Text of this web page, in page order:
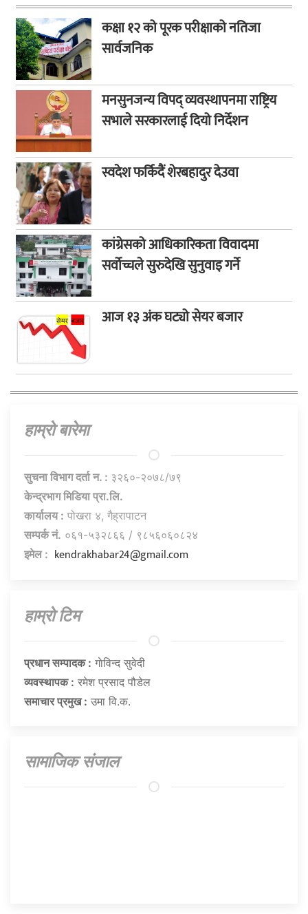
कक्षा १२ को पूरक परीक्षाको नतिजा
सार्वजनिक
मनसुनजन्य विपद् व्यवस्थापनमा राष्ट्रिय
सभाले सरकारलाई दियो निर्देशन
स्वदेश फर्किदैं शेरबहादुर देउवा
कांग्रेसको आधिकारिकता विवादमा
सर्वोच्चले सुरुदेखि सुनुवाइ गर्ने
आज १३ अंक घट्यो सेयर बजार
हाम्राे बारेमा
सुचना विभाग दर्ता न. : ३२६०-२०७८/७९
केन्द्रभाग मिडिया प्रा.लि.
कार्यालय : पोखरा ४, गैह्रापाटन
सम्पर्क नं. ०६१-५३२८६६ / ९८५६०६०८२४
इमेल : kendrakhabar24@gmail.com
हाम्राे टिम
प्रधान सम्पादक : गाेविन्द सुवेदी
व्यवस्थापक : रमेश प्रसाद पौडेल
समाचार प्रमुख : उमा वि.क.
सामाजिक संजाल